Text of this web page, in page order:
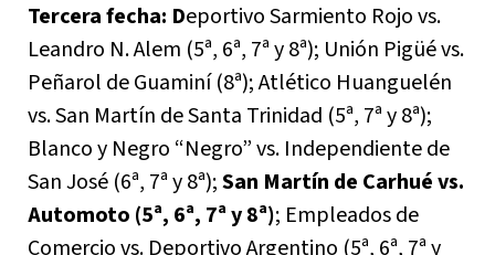
Tercera fecha: Deportivo Sarmiento Rojo vs.
Leandro N. Alem (5ª, 6ª, 7ª y 8ª); Unión Pigüé vs.
Peñarol de Guaminí (8ª); Atlético Huanguelén
vs. San Martín de Santa Trinidad (5ª, 7ª y 8ª);
Blanco y Negro “Negro” vs. Independiente de
San José (6ª, 7ª y 8ª);San Martín de Carhué vs.
Automoto (5ª, 6ª, 7ª y 8ª); Empleados de
Comercio vs. Deportivo Argentino (5ª, 6ª, 7ª y